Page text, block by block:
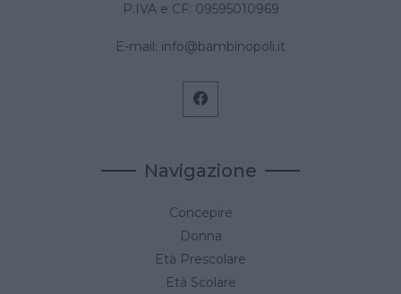
P.IVA e CF: 09595010969
E-mail: info@bambinopoli.it
Navigazione
Concepire
Donna
Età Prescolare
Età Scolare